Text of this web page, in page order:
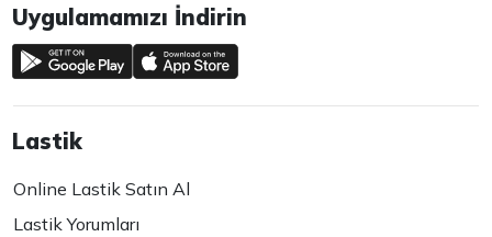
Uygulamamızı İndirin
Lastik
Online Lastik Satın Al
Lastik Yorumları